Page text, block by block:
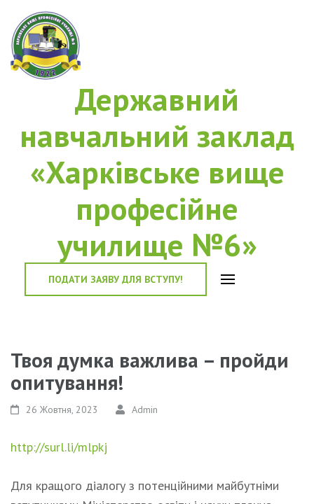
Державний
навчальний заклад
«Харківське вище
професійне
училище №6»
ПОДАТИ ЗАЯВУ ДЛЯ ВСТУПУ!
Твоя думка важлива – пройди
опитування!
26 Жовтня, 2023 Admin
http://surl.li/mlpkj
Для кращого діалогу з потенційними майбутніми